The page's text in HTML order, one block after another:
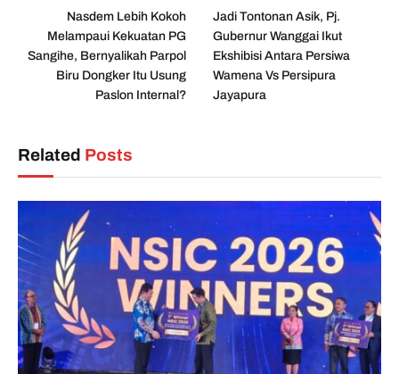
Nasdem Lebih Kokoh
Melampaui Kekuatan PG
Sangihe, Bernyalikah Parpol
Biru Dongker Itu Usung
Paslon Internal?
Jadi Tontonan Asik, Pj.
Gubernur Wanggai Ikut
Ekshibisi Antara Persiwa
Wamena Vs Persipura
Jayapura
Related Posts